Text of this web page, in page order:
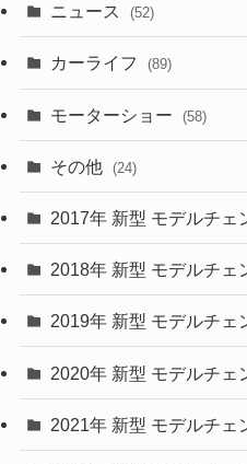
(43)
(6)
(9)
(30)
(27)
(28)
(27)
(26)
(10)
(35)
(10)
ニュース (52)
カーライフ (89)
モーターショー (58)
その他 (24)
2017年 新型 モデルチェ
2018年 新型 モデルチェ
2019年 新型 モデルチェ
2020年 新型 モデルチェ
2021年 新型 モデルチェ